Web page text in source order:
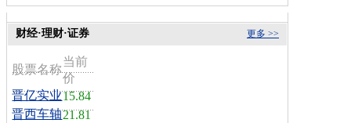
更多 >>
财经·理财·证券
股票名称
当前
价
晋亿实业15.84
晋西车轴21.81